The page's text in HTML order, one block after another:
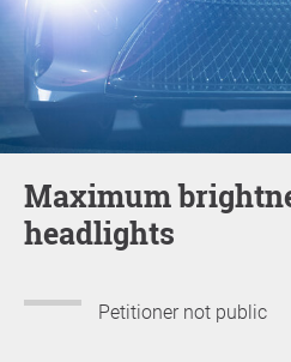
Maximum brightness of
headlights
Petitioner not public